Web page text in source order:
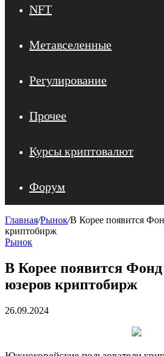
NFT
Метавселенные
Регулирование
Прочее
Курсы криптовалют
Форум
Главная/Рынок/В Корее появится
криптобирж
Рынок
В Корее появится
юзеров криптобирж
26.09.2024